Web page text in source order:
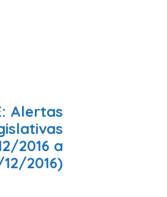
Alertas
2016 a
2016)